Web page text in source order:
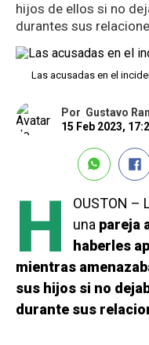
hijos de ellos si no
durantes sus
Las acusadas en el
Por Gustavo
15 Feb 2023,
H
OUSTON –
una pareja
haberles
mientras
sus hijos si no
durante sus